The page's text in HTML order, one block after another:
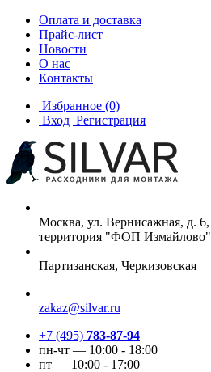
Оплата и доставка
Прайс-лист
Новости
О нас
Контакты
Избранное (0)
Вход Регистрация
Москва, ул. Вернисажная, д. 6,
территория "ФОП Измайлово"
Партизанская, Черкизовская
zakaz@silvar.ru
+7 (495) 783-87-94
пн-чт — 10:00 - 18:00
пт — 10:00 - 17:00